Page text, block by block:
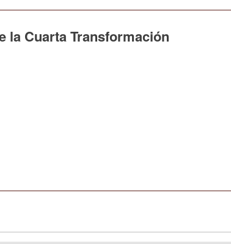
la Cuarta Transformación